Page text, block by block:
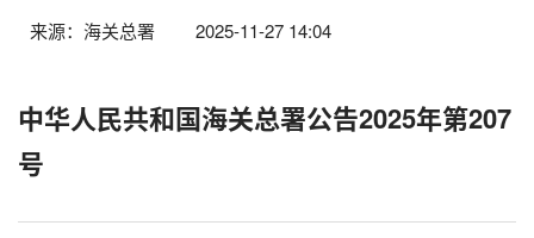
来源：海关总署 2025-11-27 14:04
中华人民共和国海关总署公告2025年第207
号